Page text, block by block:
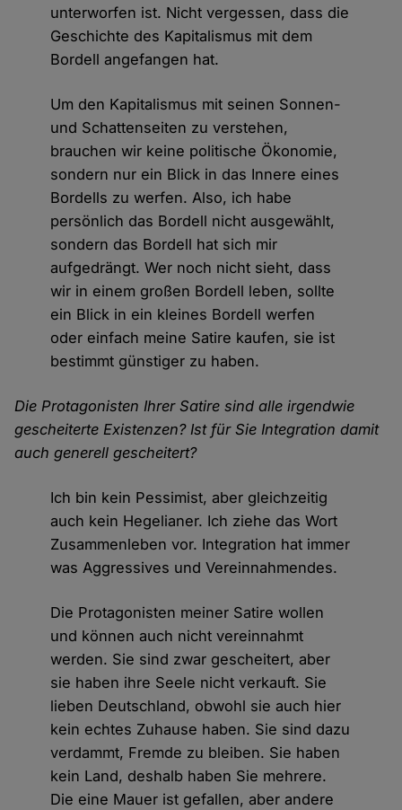
unterworfen ist. Nicht vergessen, dass die
Geschichte des Kapitalismus mit dem
Bordell angefangen hat.
Um den Kapitalismus mit seinen Sonnen-
und Schattenseiten zu verstehen,
brauchen wir keine politische Ökonomie,
sondern nur ein Blick in das Innere eines
Bordells zu werfen. Also, ich habe
persönlich das Bordell nicht ausgewählt,
sondern das Bordell hat sich mir
aufgedrängt. Wer noch nicht sieht, dass
wir in einem großen Bordell leben, sollte
ein Blick in ein kleines Bordell werfen
oder einfach meine Satire kaufen, sie ist
bestimmt günstiger zu haben.
Die Protagonisten Ihrer Satire sind alle irgendwie
gescheiterte Existenzen? Ist für Sie Integration damit
auch generell gescheitert?
Ich bin kein Pessimist, aber gleichzeitig
auch kein Hegelianer. Ich ziehe das Wort
Zusammenleben vor. Integration hat immer
was Aggressives und Vereinnahmendes.
Die Protagonisten meiner Satire wollen
und können auch nicht vereinnahmt
werden. Sie sind zwar gescheitert, aber
sie haben ihre Seele nicht verkauft. Sie
lieben Deutschland, obwohl sie auch hier
kein echtes Zuhause haben. Sie sind dazu
verdammt, Fremde zu bleiben. Sie haben
kein Land, deshalb haben Sie mehrere.
Die eine Mauer ist gefallen, aber andere